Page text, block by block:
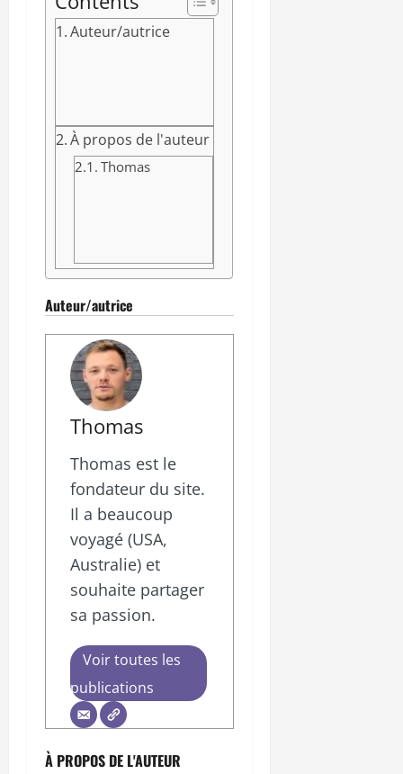
Auteur/autrice
À propos de l'auteur
Thomas
Auteur/autrice
Thomas
Thomas est le
fondateur du site.
Il a beaucoup
voyagé (USA,
Australie) et
souhaite partager
sa passion.
Voir toutes les
publications
À PROPOS DE L'AUTEUR